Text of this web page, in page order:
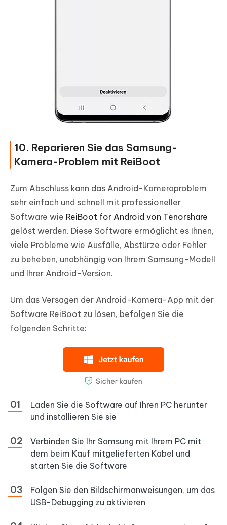
10. Reparieren Sie das Samsung-
Kamera-Problem mit ReiBoot
Zum Abschluss kann das Android-Kameraproblem
sehr einfach und schnell mit professioneller
Software wie ReiBoot for Android von Tenorshare
gelöst werden. Diese Software ermöglicht es Ihnen,
viele Probleme wie Ausfälle, Abstürze oder Fehler
zu beheben, unabhängig von Ihrem Samsung-Modell
und Ihrer Android-Version.
Um das Versagen der Android-Kamera-App mit der
Software ReiBoot zu lösen, befolgen Sie die
folgenden Schritte:
Laden Sie die Software auf Ihren PC herunter
und installieren Sie sie
Verbinden Sie Ihr Samsung mit Ihrem PC mit
dem beim Kauf mitgelieferten Kabel und
starten Sie die Software
Folgen Sie den Bildschirmanweisungen, um das
USB-Debugging zu aktivieren